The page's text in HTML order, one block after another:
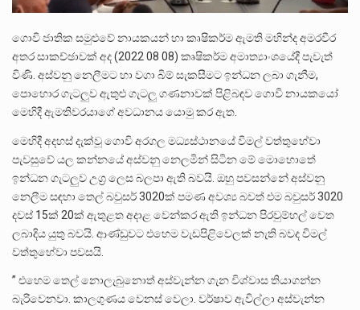
ගොවි ජාතික සමුළුවේ නායකයන් හා කෘෂිකර්ම ඇමති මහින්ද අමරවීර
අතර සාකච්ඡාවක් අද (2022 08 08) කෘෂිකර්ම අමාත්‍යාංශයේදී පැවැත්
විණි. අස්වනු නෙලීමට හා වගා බිම් සැකසීමට ඉන්ධන ලබා ගැනීම,
පොහොර ගැටලුව ඇතුළු ගැටලු ගණනාවක් පිළිබඳව ගොවි නායකයෝ
මෙහිදී ඇමතිවරයාගේ අවධානය යොමු කර ඇත.
මෙහිදී අදහස් දැක්වූ ගොවි අරගල මධ්‍යස්ථානයේ විමල් වත්තුහේවා
පැවසුවේ යල කන්නයේ අස්වනු නෙලමින් සිටින මේ මොහොතේ
ඉන්ධන ගැටලුව උග්‍ර ලෙස බලපා ඇති බවයි. ඔහු පවසන්නේ අස්වනු
නෙලීම සඳහා තෙල් බවුසර් 3020ක් පමණ අවශ්‍ය බවත් එම බවුසර් 3020
දවස් 15ක් 20ක් ඇතුළත අදාළ වෙන්කර ඇති ඉන්ධන පිරවුම්හල් වෙත
ලබාදිය යුතු බවයි. ආණ්ඩුවට එහෙම වැඩපිළිවෙලක් නැති බවද විමල්
වත්තුහේවා පවසයි.
” එහෙම තෙල් නොලැබුනොත් අස්වැන්න ගැන විශ්වාස තියාගන්න
බැරිවෙනවා. කාලගුණය වෙනස් වෙලා. වර්ෂාව ඇවිල්ලා අස්වැන්න